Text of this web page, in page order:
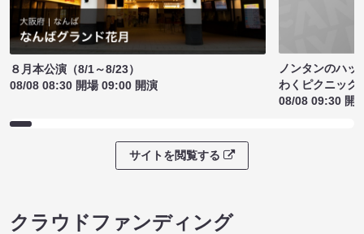
８月本公演（8/1～8/23）
08/08 08:30 開場 09:00 開演
ノンタンのハッ
わくピクニック
08/08 09:30 開
サイトを閲覧する
クラウドファンディング